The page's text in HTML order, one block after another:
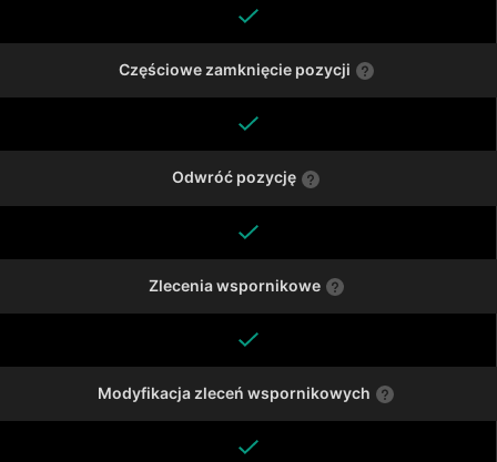
Częściowe zamknięcie pozycji
Odwróć pozycję
Zlecenia wspornikowe
Modyfikacja zleceń wspornikowych